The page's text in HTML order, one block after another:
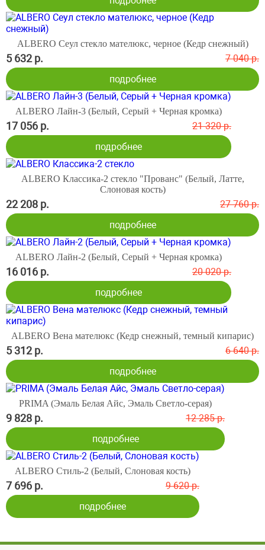
ALBERO Сеул стекло мателюкс, черное (Кедр снежный)
5 632 р.
7 040 р.
подробнее
ALBERO Лайн-3 (Белый, Серый + Черная кромка)
17 056 р.
21 320 р.
подробнее
ALBERO Классика-2 стекло "Прованс" (Белый, Латте,
Слоновая кость)
22 208 р.
27 760 р.
подробнее
ALBERO Лайн-2 (Белый, Серый + Черная кромка)
16 016 р.
20 020 р.
подробнее
ALBERO Вена мателюкс (Кедр снежный, темный кипарис)
5 312 р.
6 640 р.
подробнее
PRIMA (Эмаль Белая Айс, Эмаль Светло-серая)
9 828 р.
12 285 р.
подробнее
ALBERO Стиль-2 (Белый, Слоновая кость)
7 696 р.
9 620 р.
подробнее